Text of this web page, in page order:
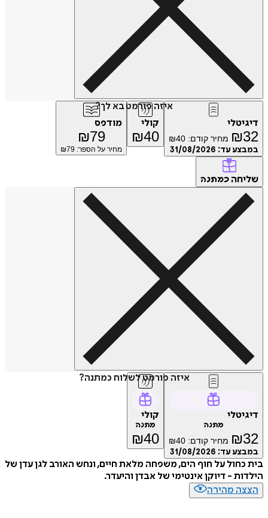
איזה פורמט בא לך?
דיגיטלי
₪32 מחיר קודם: ₪40
במבצע עד: 31/08/2026
קולי
₪40
מודפס
₪79
מחיר על הספר: ₪ 79
שליחה כמתנה
איזה פורמט לשלוח כמתנה?
דיגיטלי
מתנה
₪32 מחיר קודם: ₪40
במבצע עד: 31/08/2026
קולי
מתנה
₪40
בית כחול על חוף הים, משפחה מלאת חיים, ונחש האורב לגן עדן של
הילדות - דיוקן אינטימי של אבדן והיעדר.
הצצה מהירה